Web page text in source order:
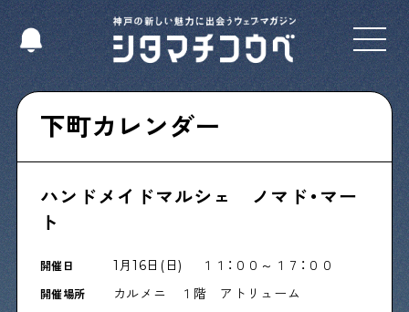
Select Language ▼
Shitamachi NUDIE
今夜、下町で
下町カレンダー
ハンドメイドマルシェ ノマド・マー
ト
開催日 1月16日(日) １１：００～１７：００
開催場所 カルメニ １階 アトリューム